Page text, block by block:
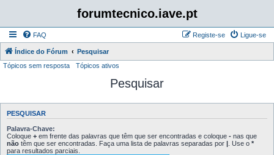
forumtecnico.iave.pt
FAQ Ligue-se
Registe-se
Índice do Fórum
Pesquisar
Tópicos sem resposta
Tópicos ativos
Pesquisar
PESQUISAR
Palavra-Chave:
Coloque + em frente das palavras que têm que ser encontradas e coloque - nas que
não têm que ser encontradas. Faça uma lista de palavras separadas por | . Use o *
para resultados parciais.